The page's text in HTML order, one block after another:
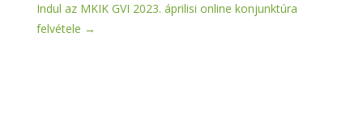
Indul az MKIK GVI 2023. áprilisi online konjunktúra
felvétele →